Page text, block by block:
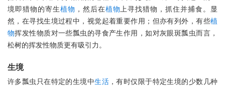
境即猎物的寄生植物 ，然后在植物上寻找猎物，抓住并捕食。显
然，在寻找生境过程中，视觉起着重要作用；但亦有列外，有些植
物挥发性物质对一些瓢虫的寻食产生作用，如对灰眼斑瓢虫而言，
松树的挥发性物质更有吸引力。
生境
许多瓢虫只在特定的生境中生活 ，有时仅限于特定生境的少数几种